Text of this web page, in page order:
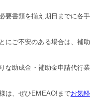
要書類を揃え期日までに各手
にご不安のある場合は、補助
な助成金・補助金申請代行業
は、ぜひEMEAO!までお気軽